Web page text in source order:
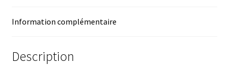
Information complémentaire
Description